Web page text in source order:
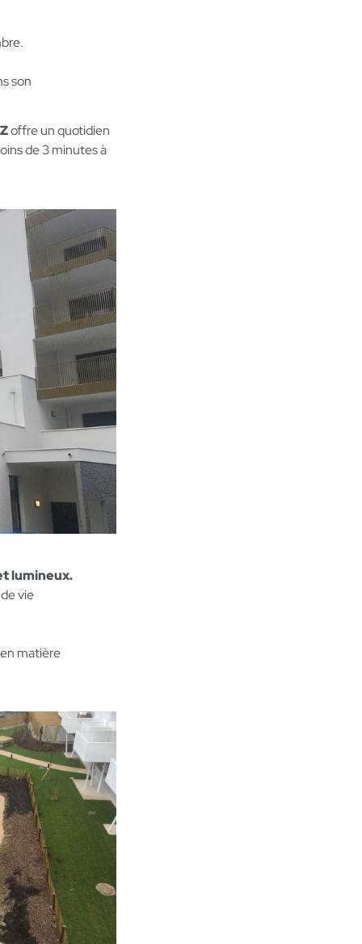
son
offre un quotidien
de 3 minutes à
lumineux.
vie
matière